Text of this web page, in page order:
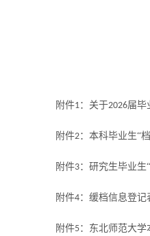
附件1：关于2026届毕
附件2：本科毕业生“
附件3：研究生毕业生
附件4：缓档信息登记
附件5：东北师范大学